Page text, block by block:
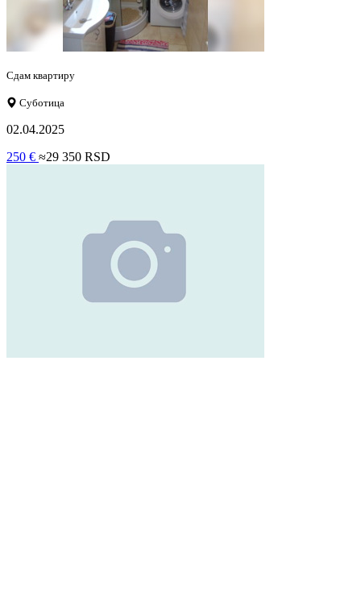
Сдам квартиру
Суботица
02.04.2025
250 € ≈29 350 RSD